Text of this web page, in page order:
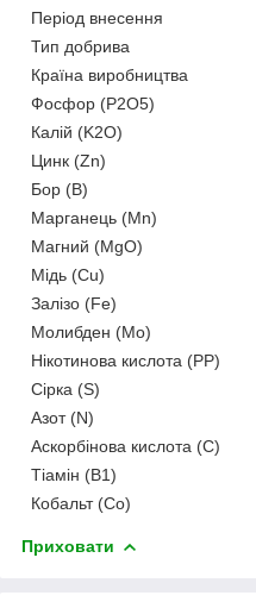
Період внесення
Тип добрива
Країна виробництва
Фосфор (P2O5)
Калій (K2O)
Цинк (Zn)
Бор (В)
Марганець (Mn)
Магний (MgO)
Мідь (Cu)
Залізо (Fe)
Молибден (Mo)
Нікотинова кислота (РР)
Сірка (S)
Азот (N)
Аскорбінова кислота (С)
Тіамін (В1)
Кобальт (Со)
Приховати